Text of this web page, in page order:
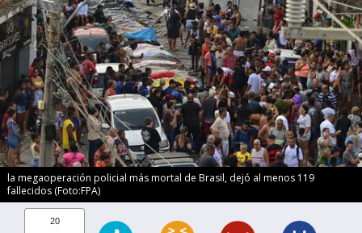
la megaoperación policial más mortal de Brasil, dejó al menos 119
fallecidos (Foto:FPA)
20